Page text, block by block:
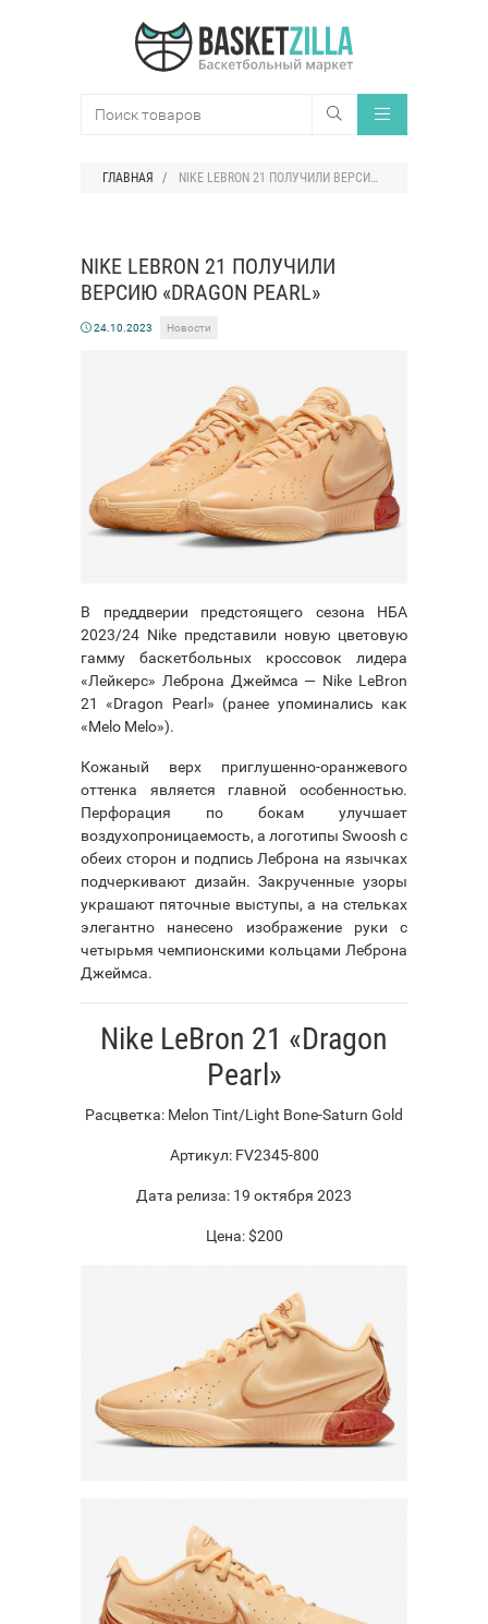
ГЛАВНАЯ NIKE LEBRON 21 ПОЛУЧИЛИ ВЕРСИЮ «DRAGON PEARL»
NIKE LEBRON 21 ПОЛУЧИЛИ
ВЕРСИЮ «DRAGON PEARL»
24.10.2023 Новости
В преддверии предстоящего сезона НБА
2023/24 Nike представили новую цветовую
гамму баскетбольных кроссовок лидера
«Лейкерс» Леброна Джеймса — Nike LeBron
21 «Dragon Pearl» (ранее упоминались как
«Melo Melo»).
Кожаный верх приглушенно-оранжевого
оттенка является главной особенностью.
Перфорация по бокам улучшает
воздухопроницаемость, а логотипы Swoosh с
обеих сторон и подпись Леброна на язычках
подчеркивают дизайн. Закрученные узоры
украшают пяточные выступы, а на стельках
элегантно нанесено изображение руки с
четырьмя чемпионскими кольцами Леброна
Джеймса.
Nike LeBron 21 «Dragon
Pearl»
Расцветка: Melon Tint/Light Bone-Saturn Gold
Артикул: FV2345-800
Дата релиза: 19 октября 2023
Цена: $200